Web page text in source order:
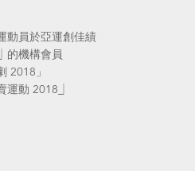
動員於亞運創佳績
的機構會員
2018」
運動 2018⏌